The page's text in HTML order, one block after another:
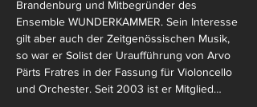
Brandenburg und Mitbegründer des
Ensemble WUNDERKAMMER. Sein Interesse
gilt aber auch der Zeitgenössischen Musik,
so war er Solist der Uraufführung von Arvo
Pärts Fratres in der Fassung für Violoncello
und Orchester. Seit 2003 ist er Mitglied…